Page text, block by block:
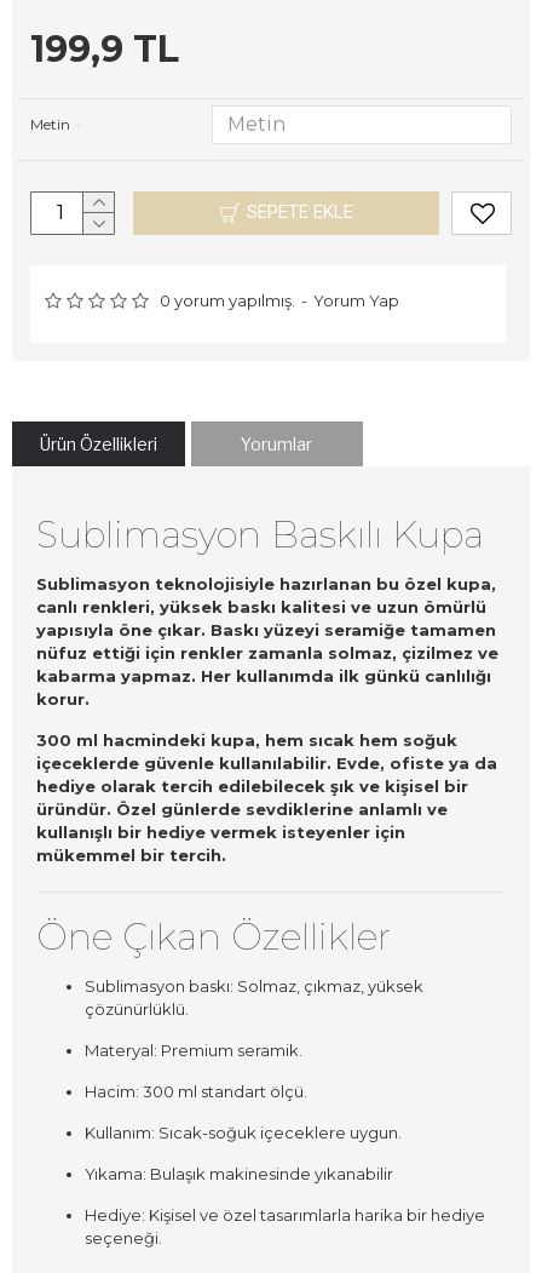
0 yorum yapılmış. - Yorum Yap
199,9 TL
Metin
SEPETE EKLE
Ürün Özellikleri Yorumlar
Sublimasyon Baskılı Kupa
Sublimasyon teknolojisiyle hazırlanan bu özel kupa,
canlı renkleri, yüksek baskı kalitesi ve uzun ömürlü
yapısıyla öne çıkar. Baskı yüzeyi seramiğe tamamen
nüfuz ettiği için renkler zamanla solmaz, çizilmez ve
kabarma yapmaz. Her kullanımda ilk günkü canlılığı
korur.
300 ml hacmindeki kupa, hem sıcak hem soğuk
içeceklerde güvenle kullanılabilir. Evde, ofiste ya da
hediye olarak tercih edilebilecek şık ve kişisel bir
üründür. Özel günlerde sevdiklerine anlamlı ve
kullanışlı bir hediye vermek isteyenler için
mükemmel bir tercih.
Öne Çıkan Özellikler
Sublimasyon baskı: Solmaz, çıkmaz, yüksek
çözünürlüklü.
Materyal: Premium seramik.
Hacim: 300 ml standart ölçü.
Kullanım: Sıcak-soğuk içeceklere uygun.
Yıkama: Bulaşık makinesinde yıkanabilir
Hediye: Kişisel ve özel tasarımlarla harika bir hediye
seçeneği.